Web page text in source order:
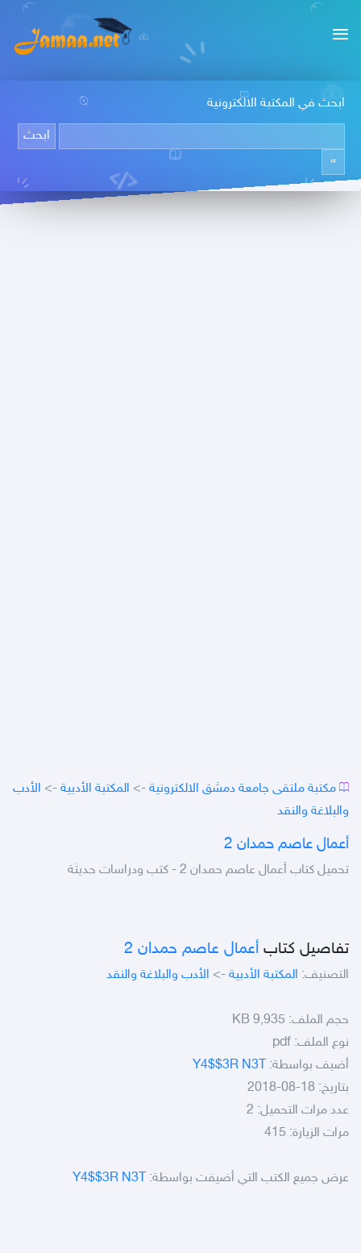
ابحث في المكتبة الالكترونية
مكتبة ملتقى جامعة دمشق الالكترونية -> المكتبة الأدبية -> الأدب
والبلاغة والنقد
أعمال عاصم حمدان 2
تحميل كتاب أعمال عاصم حمدان 2 - كتب ودراسات حديثة
تفاصيل كتاب أعمال عاصم حمدان 2
التصنيف: المكتبة الأدبية -> الأدب والبلاغة والنقد
حجم الملف: 9,935 KB
نوع الملف: pdf
أضيف بواسطة: Y4$$3R N3T
بتاريخ: 18-08-2018
عدد مرات التحميل: 2
مرات الزيارة: 415
عرض جميع الكتب التي أضيفت بواسطة: Y4$$3R N3T